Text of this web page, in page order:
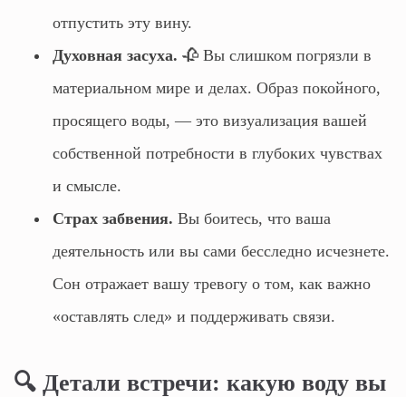
отпустить эту вину.
Духовная засуха. 🥀 Вы слишком погрязли в
материальном мире и делах. Образ покойного,
просящего воды, — это визуализация вашей
собственной потребности в глубоких чувствах
и смысле.
Страх забвения. Вы боитесь, что ваша
деятельность или вы сами бесследно исчезнете.
Сон отражает вашу тревогу о том, как важно
«оставлять след» и поддерживать связи.
🔍 Детали встречи: какую воду вы